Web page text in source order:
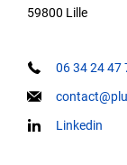
Description
59800 Lille
06 34 24 47
Linkedin